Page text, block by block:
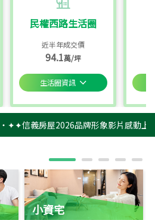
民權西路生活圈
近半年成交價
94.1萬/坪
生活圈資訊
‧✦✦信義房屋2026品牌形象影片感動上
小資宅